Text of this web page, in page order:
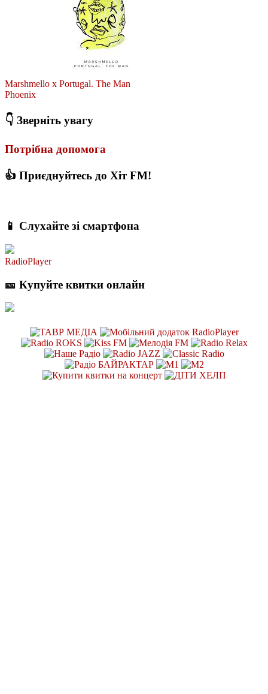
Marshmello x Portugal. The Man
Phoenix
👇 Зверніть увагу
Потрібна допомога
👍 Приєднуйтесь до Хіт FM!
📱 Слухайте зі смартфона
RadioPlayer
🎫 Купуйте квитки онлайн